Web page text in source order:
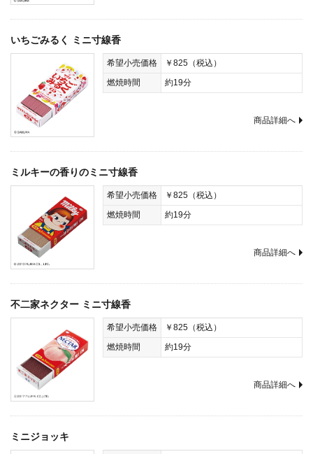
いちごみるく ミニ寸線香
希望小売価格
￥825（税込）
燃焼時間
約19分
商品詳細へ
ミルキーの香りのミニ寸線香
希望小売価格
￥825（税込）
燃焼時間
約19分
商品詳細へ
不二家ネクター ミニ寸線香
希望小売価格
￥825（税込）
燃焼時間
約19分
商品詳細へ
ミニジョッキ